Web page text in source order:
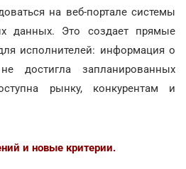
на веб-портале системы
данных. Это создает прямые
исполнителей: информация о
достигла запланированных
рынку, конкурентам и
и новые критерии.